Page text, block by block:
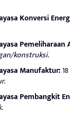
Konversi
Pemeliharaan
konstruksi.
Manufaktur:
Pembangkit